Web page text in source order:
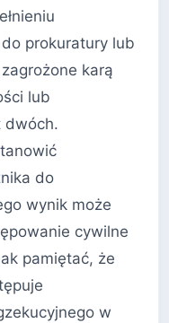
prokuratury lub
karą
lub
dwóch.
do
wynik może
cywilne
pamiętać, że
w